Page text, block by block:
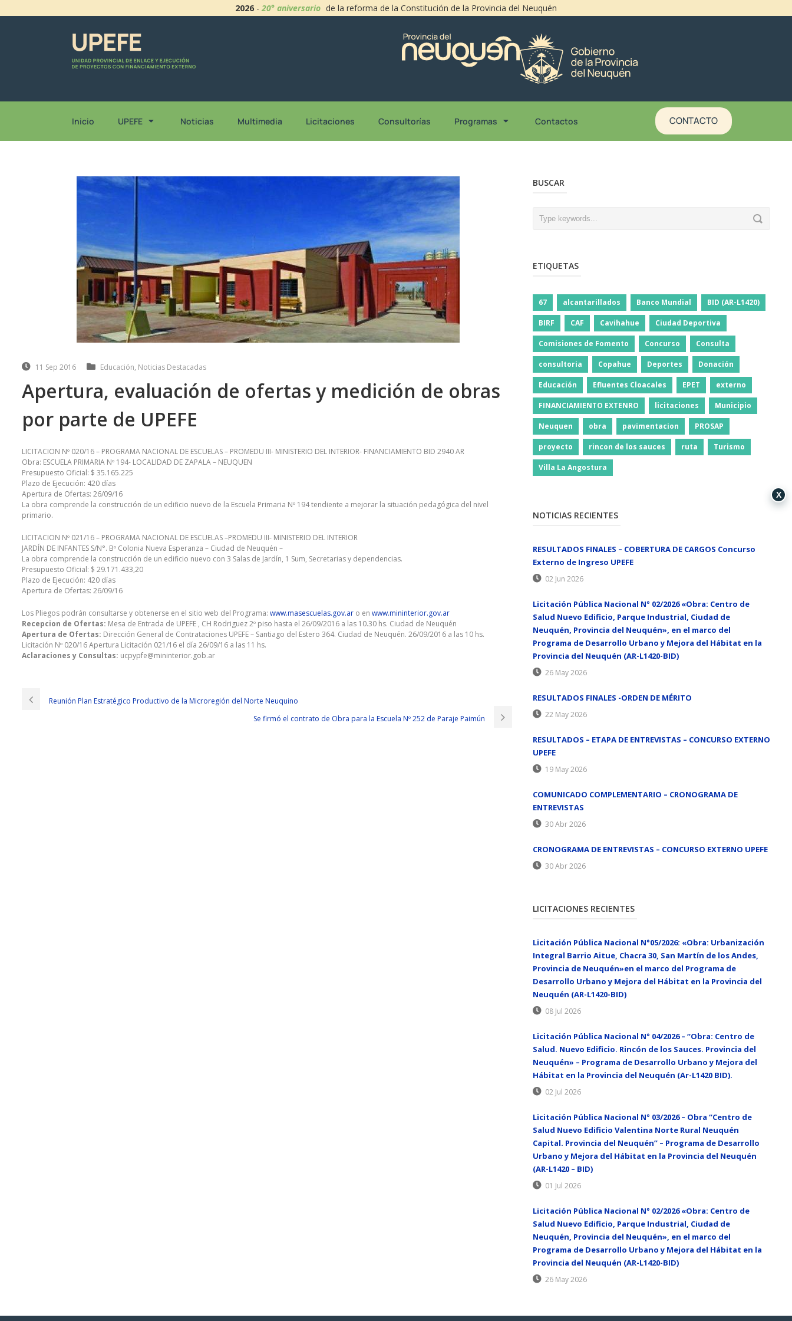
2026 -20° aniversario de la reforma de la Constitución de la Provincia del Neuquén
Inicio UPEFE Noticias Multimedia Licitaciones Consultorías Programas Contactos CONTACTO
11 Sep 2016 Educación, Noticias Destacadas
Apertura, evaluación de ofertas y medición de obras
por parte de UPEFE
LICITACION Nº 020/16 – PROGRAMA NACIONAL DE ESCUELAS – PROMEDU III- MINISTERIO DEL INTERIOR- FINANCIAMIENTO BID 2940 AR
Obra: ESCUELA PRIMARIA Nº 194- LOCALIDAD DE ZAPALA – NEUQUEN
Presupuesto Oficial: $ 35.165.225
Plazo de Ejecución: 420 días
Apertura de Ofertas: 26/09/16
La obra comprende la construcción de un edificio nuevo de la Escuela Primaria Nº 194 tendiente a mejorar la situación pedagógica del nivel
primario.
LICITACION Nº 021/16 – PROGRAMA NACIONAL DE ESCUELAS –PROMEDU III- MINISTERIO DEL INTERIOR
JARDÍN DE INFANTES S/N°. Bº Colonia Nueva Esperanza – Ciudad de Neuquén –
La obra comprende la construcción de un edificio nuevo con 3 Salas de Jardín, 1 Sum, Secretarias y dependencias.
Presupuesto Oficial: $ 29.171.433,20
Plazo de Ejecución: 420 días
Apertura de Ofertas: 26/09/16
Los Pliegos podrán consultarse y obtenerse en el sitio web del Programa: www.masescuelas.gov.ar o en www.mininterior.gov.ar
Recepcion de Ofertas: Mesa de Entrada de UPEFE , CH Rodriguez 2º piso hasta el 26/09/2016 a las 10.30 hs. Ciudad de Neuquén
Apertura de Ofertas: Dirección General de Contrataciones UPEFE – Santiago del Estero 364. Ciudad de Neuquén. 26/09/2016 a las 10 hs.
Licitación Nº 020/16 Apertura Licitación 021/16 el día 26/09/16 a las 11 hs.
Aclaraciones y Consultas: ucpypfe@mininterior.gob.ar
Reunión Plan Estratégico Productivo de la Microregión del Norte Neuquino
Se firmó el contrato de Obra para la Escuela Nº 252 de Paraje Paimún
BUSCAR
ETIQUETAS
67 alcantarillados Banco Mundial BID (AR-L1420)
BIRF CAF Cavihahue Ciudad Deportiva
Comisiones de Fomento Concurso Consulta
consultoria Copahue Deportes Donación
Educación Efluentes Cloacales EPET externo
FINANCIAMIENTO EXTENRO licitaciones Municipio
Neuquen obra pavimentacion PROSAP
proyecto rincon de los sauces ruta Turismo
Villa La Angostura
NOTICIAS RECIENTES
RESULTADOS FINALES – COBERTURA DE CARGOS Concurso
Externo de Ingreso UPEFE
02 Jun 2026
Licitación Pública Nacional N° 02/2026 «Obra: Centro de
Salud Nuevo Edificio, Parque Industrial, Ciudad de
Neuquén, Provincia del Neuquén», en el marco del
Programa de Desarrollo Urbano y Mejora del Hábitat en la
Provincia del Neuquén (AR-L1420-BID)
26 May 2026
RESULTADOS FINALES -ORDEN DE MÉRITO
22 May 2026
RESULTADOS – ETAPA DE ENTREVISTAS – CONCURSO EXTERNO
UPEFE
19 May 2026
COMUNICADO COMPLEMENTARIO – CRONOGRAMA DE
ENTREVISTAS
30 Abr 2026
CRONOGRAMA DE ENTREVISTAS – CONCURSO EXTERNO UPEFE
30 Abr 2026
LICITACIONES RECIENTES
Licitación Pública Nacional N°05/2026: «Obra: Urbanización
Integral Barrio Aitue, Chacra 30, San Martín de los Andes,
Provincia de Neuquén»en el marco del Programa de
Desarrollo Urbano y Mejora del Hábitat en la Provincia del
Neuquén (AR-L1420-BID)
08 Jul 2026
Licitación Pública Nacional N° 04/2026 – “Obra: Centro de
Salud. Nuevo Edificio. Rincón de los Sauces. Provincia del
Neuquén» – Programa de Desarrollo Urbano y Mejora del
Hábitat en la Provincia del Neuquén (Ar-L1420 BID).
02 Jul 2026
Licitación Pública Nacional N° 03/2026 – Obra “Centro de
Salud Nuevo Edificio Valentina Norte Rural Neuquén
Capital. Provincia del Neuquén” – Programa de Desarrollo
Urbano y Mejora del Hábitat en la Provincia del Neuquén
(AR-L1420 – BID)
01 Jul 2026
Licitación Pública Nacional N° 02/2026 «Obra: Centro de
Salud Nuevo Edificio, Parque Industrial, Ciudad de
Neuquén, Provincia del Neuquén», en el marco del
Programa de Desarrollo Urbano y Mejora del Hábitat en la
Provincia del Neuquén (AR-L1420-BID)
26 May 2026
X